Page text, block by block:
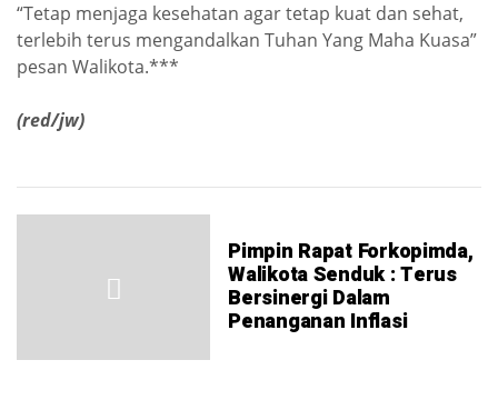
“Tetap menjaga kesehatan agar tetap kuat dan sehat,
terlebih terus mengandalkan Tuhan Yang Maha Kuasa”
pesan Walikota.***
(red/jw)
Pimpin Rapat Forkopimda,
Walikota Senduk : Terus
Bersinergi Dalam
Penanganan Inflasi